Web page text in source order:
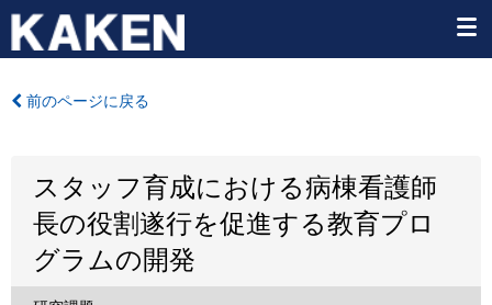
前のページに戻る
スタッフ育成における病棟看護師
長の役割遂行を促進する教育プロ
グラムの開発